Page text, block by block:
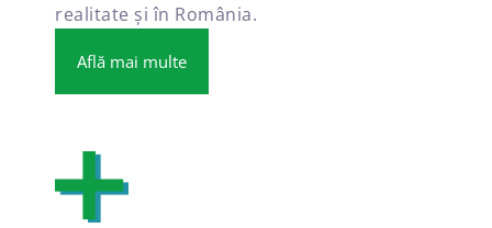
realitate și în România.
Află mai multe